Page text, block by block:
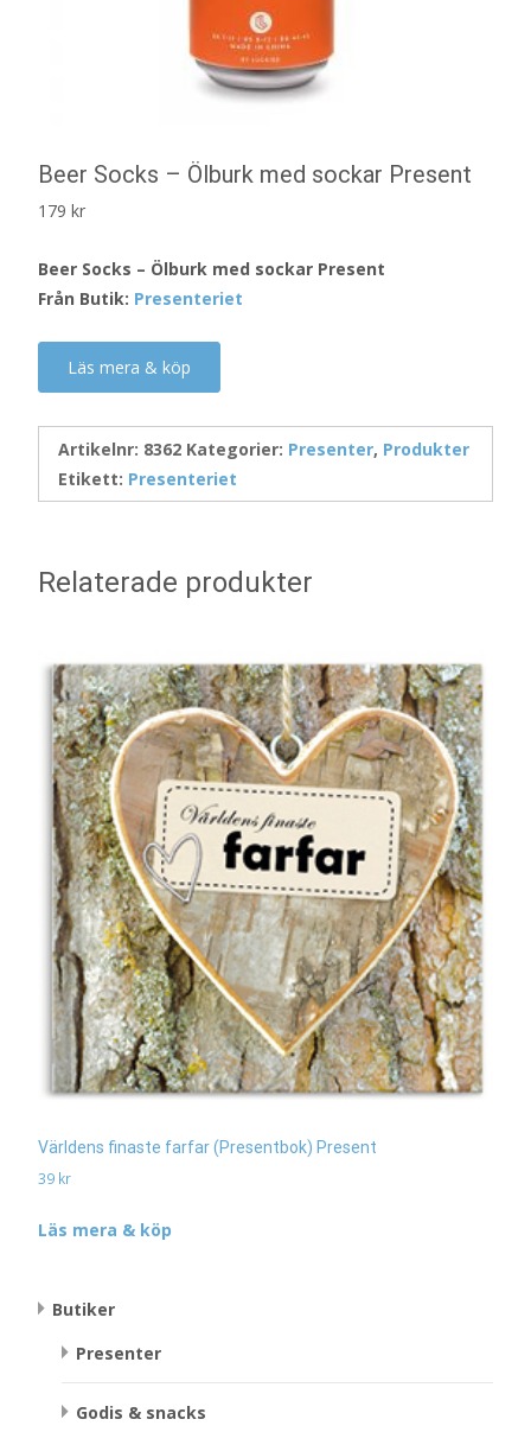
Beer Socks – Ölburk med sockar Present
179 kr
Beer Socks – Ölburk med sockar Present
Från Butik: Presenteriet
Läs mera & köp
Artikelnr: 8362 Kategorier: Presenter, Produkter
Etikett: Presenteriet
Relaterade produkter
Världens finaste farfar (Presentbok) Present
39 kr
Läs mera & köp
Butiker
Presenter
Godis & snacks